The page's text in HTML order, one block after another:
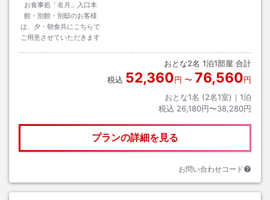
お食事処「名月」入口本
館・別館・別邸のお客様
は、夕・朝食共にこちらで
ご用意させていただきます
おとな2名 1泊1部屋 合計
税込 52,360円 〜 76,560円
おとな1名 (2名1室)｜ 1泊
税込 26,180円〜38,280円
プランの詳細を見る
お問い合わせコード